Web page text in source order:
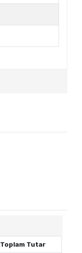
Toplam Tutar